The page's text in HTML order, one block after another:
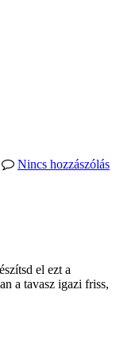
Nincs hozzászólás
el ezt a
a tavasz igazi friss,